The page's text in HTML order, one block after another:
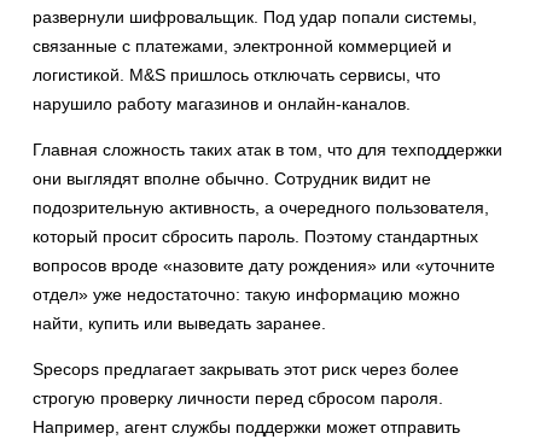
развернули шифровальщик. Под удар попали системы,
связанные с платежами, электронной коммерцией и
логистикой. M&S пришлось отключать сервисы, что
нарушило работу магазинов и онлайн-каналов.
Главная сложность таких атак в том, что для техподдержки
они выглядят вполне обычно. Сотрудник видит не
подозрительную активность, а очередного пользователя,
который просит сбросить пароль. Поэтому стандартных
вопросов вроде «назовите дату рождения» или «уточните
отдел» уже недостаточно: такую информацию можно
найти, купить или выведать заранее.
Specops предлагает закрывать этот риск через более
строгую проверку личности перед сбросом пароля.
Например, агент службы поддержки может отправить